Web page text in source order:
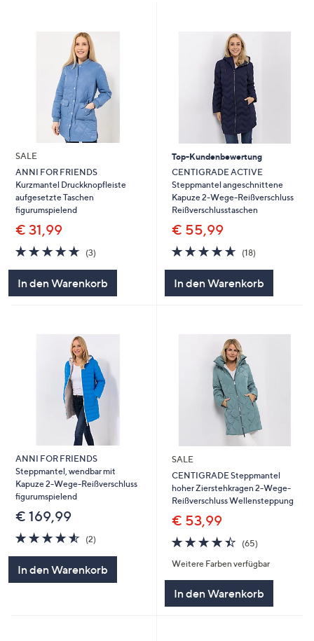
anzuzeigen.
SALE
ANNI FOR FRIENDS
Kurzmantel Druckknopfleiste
aufgesetzte Taschen
figurumspielend
€ 31,99
4.7
von
(3)3
In den Warenkorb
Top-Kundenbewertung
CENTIGRADE ACTIVE
Steppmantel angeschnittene
Kapuze 2-Wege-Reißverschluss
Reißverschlusstaschen
€ 55,99
4.6
von
(18)18
In den Warenkorb
ANNI FOR FRIENDS
Steppmantel, wendbar mit
Kapuze 2-Wege-Reißverschluss
figurumspielend
€ 169,99
4.5
von
(2)2
In den Warenkorb
SALE
CENTIGRADE Steppmantel
hoher Zierstehkragen 2-Wege-
Reißverschluss Wellensteppung
€ 53,99
4.4
von
5
(65)65
Weitere Farben verfügbar
In den Warenkorb